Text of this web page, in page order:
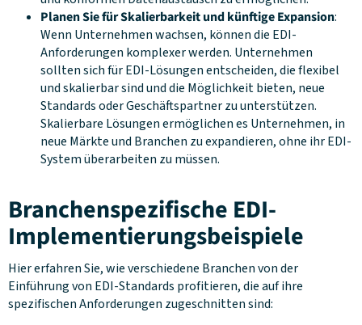
Planen Sie für Skalierbarkeit und künftige Expansion:
Wenn Unternehmen wachsen, können die EDI-
Anforderungen komplexer werden. Unternehmen
sollten sich für EDI-Lösungen entscheiden, die flexibel
und skalierbar sind und die Möglichkeit bieten, neue
Standards oder Geschäftspartner zu unterstützen.
Skalierbare Lösungen ermöglichen es Unternehmen, in
neue Märkte und Branchen zu expandieren, ohne ihr EDI-
System überarbeiten zu müssen.
Branchenspezifische EDI-
Implementierungsbeispiele
Hier erfahren Sie, wie verschiedene Branchen von der
Einführung von EDI-Standards profitieren, die auf ihre
spezifischen Anforderungen zugeschnitten sind: